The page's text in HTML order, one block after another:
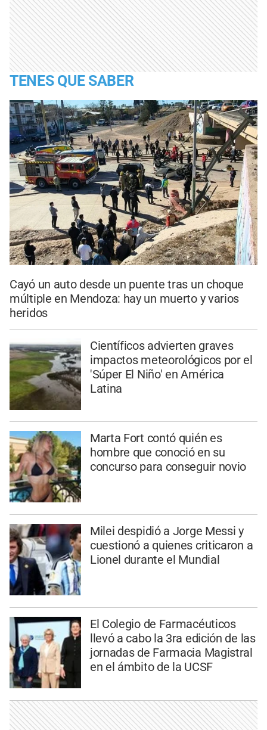
TENES QUE SABER
Cayó un auto desde un puente tras un choque
múltiple en Mendoza: hay un muerto y varios
heridos
Científicos advierten graves
impactos meteorológicos por el
'Súper El Niño' en América
Latina
Marta Fort contó quién es
hombre que conoció en su
concurso para conseguir novio
Milei despidió a Jorge Messi y
cuestionó a quienes criticaron a
Lionel durante el Mundial
El Colegio de Farmacéuticos
llevó a cabo la 3ra edición de las
jornadas de Farmacia Magistral
en el ámbito de la UCSF